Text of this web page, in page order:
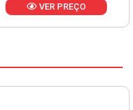
VER PREÇO